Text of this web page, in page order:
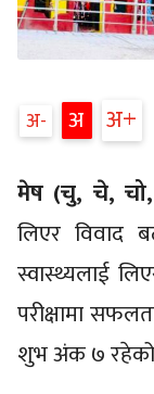
अ अ अ
मेष (चु, चे,
लिएर विवाद
स्वास्थ्यलाई
परीक्षामा
शुभ अंक ७